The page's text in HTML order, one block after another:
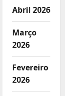
Abril 2026
Março
2026
Fevereiro
2026